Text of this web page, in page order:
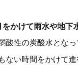
をかけて雨水や地下
酸性の炭酸水とな
い時間をかけて